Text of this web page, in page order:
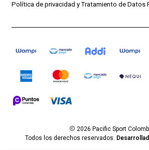
Política de privacidad y Tratamiento de Datos
2026 Pacific Sport
Todos los derechos reservados.